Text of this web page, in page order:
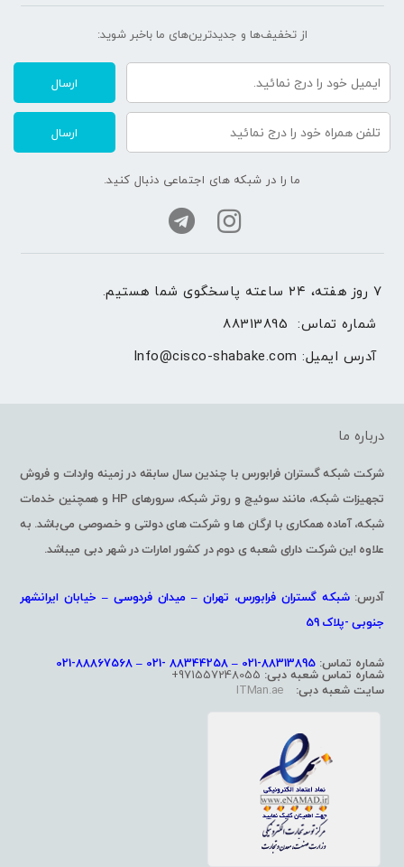
از تخفیف‌ها و جدیدترین‌های ما‌ باخبر شوید:
ارسال
ارسال
ما را در شبکه های اجتماعی دنبال کنید.
۷ روز هفته، ۲۴ ساعته پاسخگوی شما هستیم.
شماره تماس: 88313895
آدرس ایمیل: Info@cisco-shabake.com
درباره ما
شرکت شبکه گستران فرابورس با چندین سال سابقه در زمینه واردات و فروش
تجهیزات شبکه، مانند سوئیچ و روتر شبکه، سرورهای HP و همچنین خدمات
شبکه، آماده همکاری با ارگان ها و شرکت های دولتی و خصوصی می‌باشد. به
علاوه این شرکت دارای شعبه ی دوم در کشور امارات در شهر دبی میباشد.
آدرس:شبکه گستران فرابورس، تهران – میدان فردوسی – خیابان ایرانشهر
جنوبی -پلاک 59
شماره تماس: 88313895-021 – 88344258 -021 – 88867568-021
شماره تماس شعبه دبی:
سایت شعبه دبی: ITMan.ae